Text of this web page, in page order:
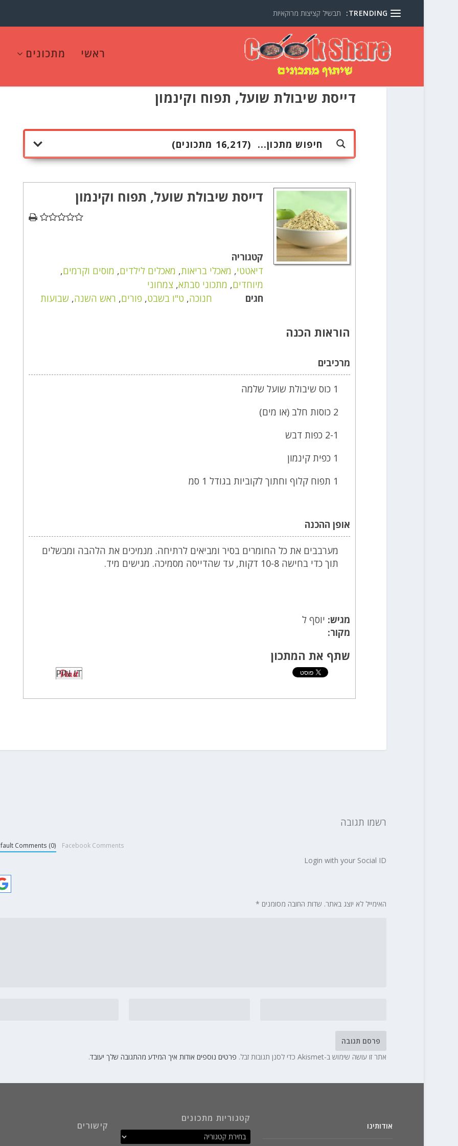
TRENDING: תבשיל קציצות מרוקאיות
ראשי מתכונים
דייסת שיבולת שועל, תפוח וקינמון
דייסת שיבולת שועל, תפוח וקינמון
קטגוריה
דיאטטי, מאכלי בריאות, מאכלים לילדים, מוסים וקרמים,
מיוחדים, מתכוני סבתא, צמחוני
חגים
חנוכה, ט"ו בשבט, פורים, ראש השנה, שבועות
הוראות הכנה
מרכיבים
1 כוס שיבולת שועל שלמה
2 כוסות חלב (או מים)
2-1 כפות דבש
1 כפית קינמון
1 תפוח קלוף וחתוך לקוביות בגודל 1 סמ
אופן ההכנה
מערבבים את כל החומרים בסיר ומביאים לרתיחה. מנמיכים את הלהבה ומבשלים
תוך כדי בחישה 10-8 דקות, עד שהדייסה מסמיכה. מגישים מיד.
מגיש: יוסף ל
מקור:
שתף את המתכון
PIN IT
רשמו תגובה
Comments (0) Facebook Comments
Login with your Social ID
האימייל לא יוצג באתר. שדות החובה מסומנים *
אתר זו עושה שימוש ב-Akismet כדי לסנן תגובות זבל. פרטים נוספים אודות איך המידע מהתגובה שלך יעובד.
אודותינו
קטגוריות מתכונים
קישורים